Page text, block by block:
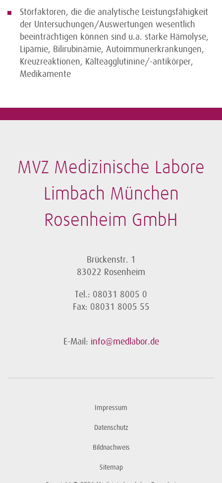
Störfaktoren, die die analytische Leistungsfähigkeit
der Untersuchungen/Auswertungen wesentlich
beeinträchtigen können sind u.a. starke Hämolyse,
Lipämie, Bilirubinämie, Autoimmunerkrankungen,
Kreuzreaktionen, Kälteagglutinine/-antikörper,
Medikamente
MVZ Medizinische Labore
Limbach München
Rosenheim GmbH
Brückenstr. 1
83022 Rosenheim
Tel.: 08031 8005 0
Fax: 08031 8005 55
E-Mail: info@medlabor.de
Impressum
Datenschutz
Bildnachweis
Sitemap